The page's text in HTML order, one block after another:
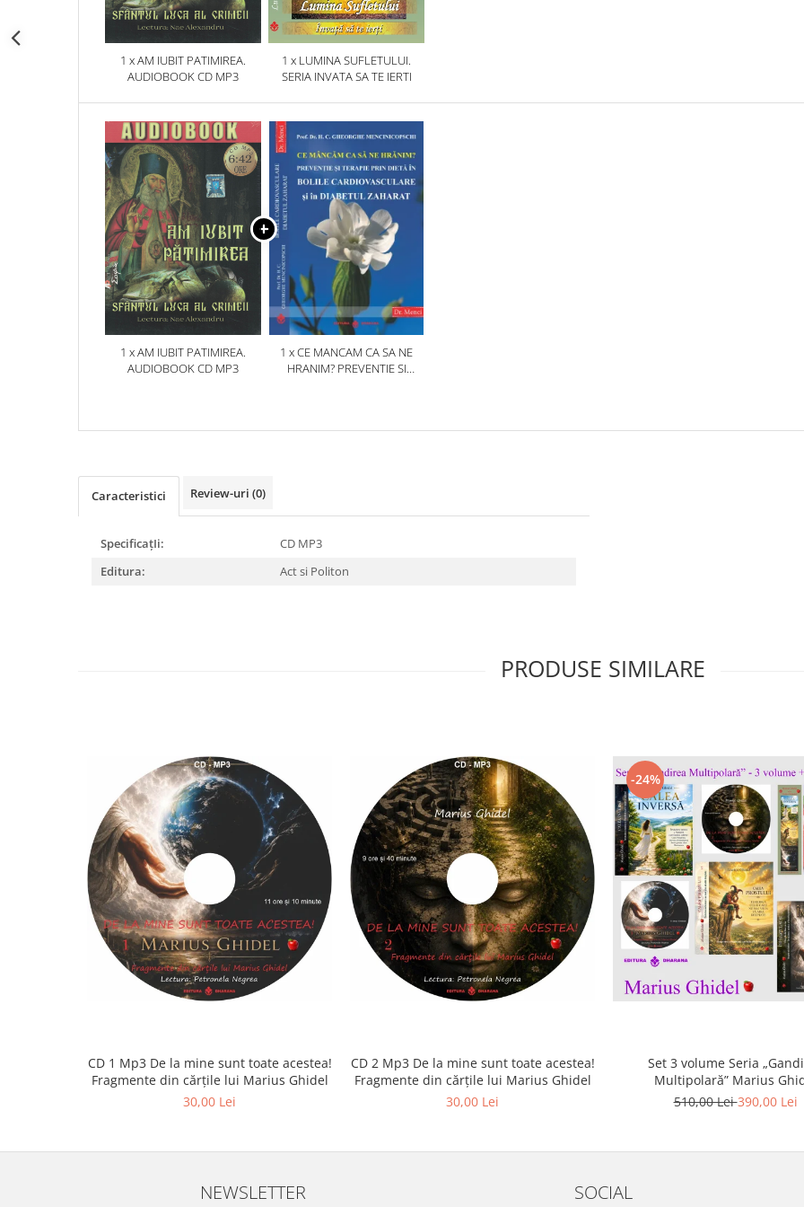
1 x AM IUBIT PATIMIREA.
AUDIOBOOK CD MP3
1 x LUMINA SUFLETULUI.
SERIA INVATA SA TE IERTI
1 x AM IUBIT PATIMIREA.
AUDIOBOOK CD MP3
1 x CE MANCAM CA SA NE
HRANIM? PREVENTIE SI
Caracteristici Review-uri (0)
SpecificațIi:
CD MP3
Editura:
Act si Politon
PRODUSE SIMILARE
CD 1 Mp3 De la mine sunt toate acestea!
Fragmente din cărțile lui Marius Ghidel
30,00 Lei
CD 2 Mp3 De la mine sunt toate acestea!
Fragmente din cărțile lui Marius Ghidel
30,00 Lei
-24%
Set 3 volume Seria
Multipolară” Marius
510,00 Lei390,00 Lei
NEWSLETTER SOCIAL